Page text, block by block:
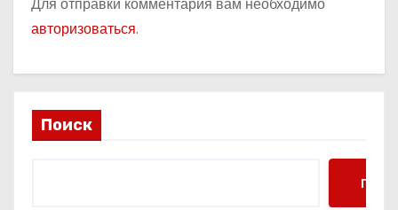
авторизоваться.
Поиск
Поиск